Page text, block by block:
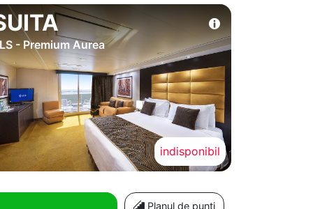
- Premium Aurea
indisponibil
Planul de punti